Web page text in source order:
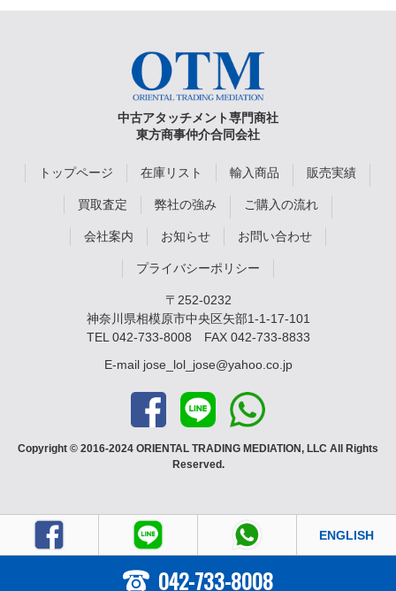
ENGLISH
042-733-8008
中古アタッチメント専門商社
東方商事仲介合同会社
トップページ 在庫リスト 輸入商品 販売実績
買取査定 弊社の強み ご購入の流れ
会社案内 お知らせ お問い合わせ
プライバシーポリシー
〒252-0232
神奈川県相模原市中央区矢部1-1-17-101
TEL 042-733-8008 FAX 042-733-8833
E-mail jose_lol_jose@yahoo.co.jp
Copyright © 2016-2024 ORIENTAL TRADING MEDIATION, LLC All Rights
Reserved.